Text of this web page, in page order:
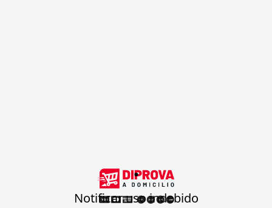
.
Notificar uso indebido